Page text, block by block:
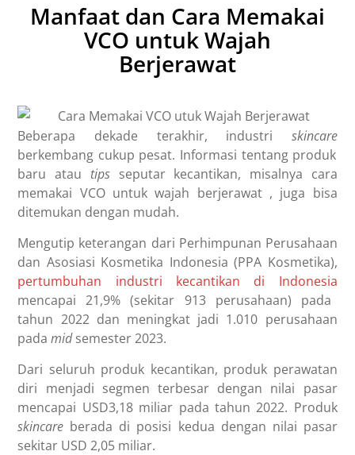
Manfaat dan Cara Memakai
VCO untuk Wajah
Berjerawat
Beberapa dekade terakhir, industri skincare
berkembang cukup pesat. Informasi tentang produk
baru atau tips seputar kecantikan, misalnya cara
memakai VCO untuk wajah berjerawat , juga bisa
ditemukan dengan mudah.
Mengutip keterangan dari Perhimpunan Perusahaan
dan Asosiasi Kosmetika Indonesia (PPA Kosmetika),
pertumbuhan industri kecantikan di Indonesia
mencapai 21,9% (sekitar 913 perusahaan) pada
tahun 2022 dan meningkat jadi 1.010 perusahaan
padamidsemester 2023.
Dari seluruh produk kecantikan, produk perawatan
diri menjadi segmen terbesar dengan nilai pasar
mencapai USD3,18 miliar pada tahun 2022. Produk
skincare berada di posisi kedua dengan nilai pasar
sekitar USD 2,05 miliar.